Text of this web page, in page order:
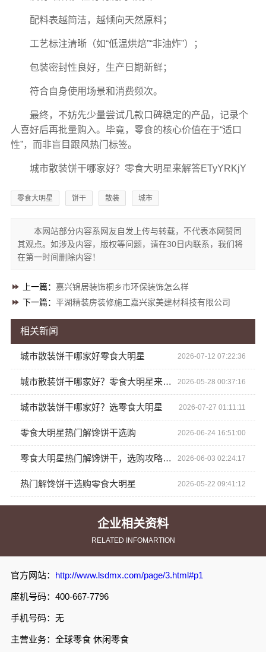
企业相关资料
RELATED INFOMARTION
官方网站： http://www.lsdmx.com/page/3.html#p1
座机号码：400-667-7796
手机号码：无
主营业务：全球零食 休闲零食
配料表越简洁，越倾向天然原料；
工艺标注清晰（如“低温烘焙”“非油炸”）；
包装密封性良好，生产日期新鲜；
符合自身使用场景和消费频次。
最终，不妨先少量尝试几款口碑稳定的产品，记录个
人喜好后再批量购入。毕竟，零食的核心价值在于“适口
性”，而非盲目跟风热门标签。
城市散装饼干哪家好？零食大明星来解答ETyYRKjY
零食大明星 饼干 散装 城市
本网站部分内容系网友自发上传与转载，不代表本网赞同
其观点。如涉及内容，版权等问题，请在30日内联系，我们将
在第一时间删除内容！
上一篇： 嘉兴锦居装饰桐乡市环保装饰怎么样
下一篇： 平湖精装房装修施工嘉兴家美建材科技有限公司
相关新闻
城市散装饼干哪家好零食大明星 2026-07-12 07:22:36
城市散装饼干哪家好？零食大明星来解答 2026-05-28 00:37:16
城市散装饼干哪家好？选零食大明星 2026-07-27 01:11:11
零食大明星热门解馋饼干选购 2026-06-24 16:51:00
零食大明星热门解馋饼干，选购攻略来啦 2026-06-03 02:24:17
热门解馋饼干选购零食大明星 2026-05-22 09:41:12